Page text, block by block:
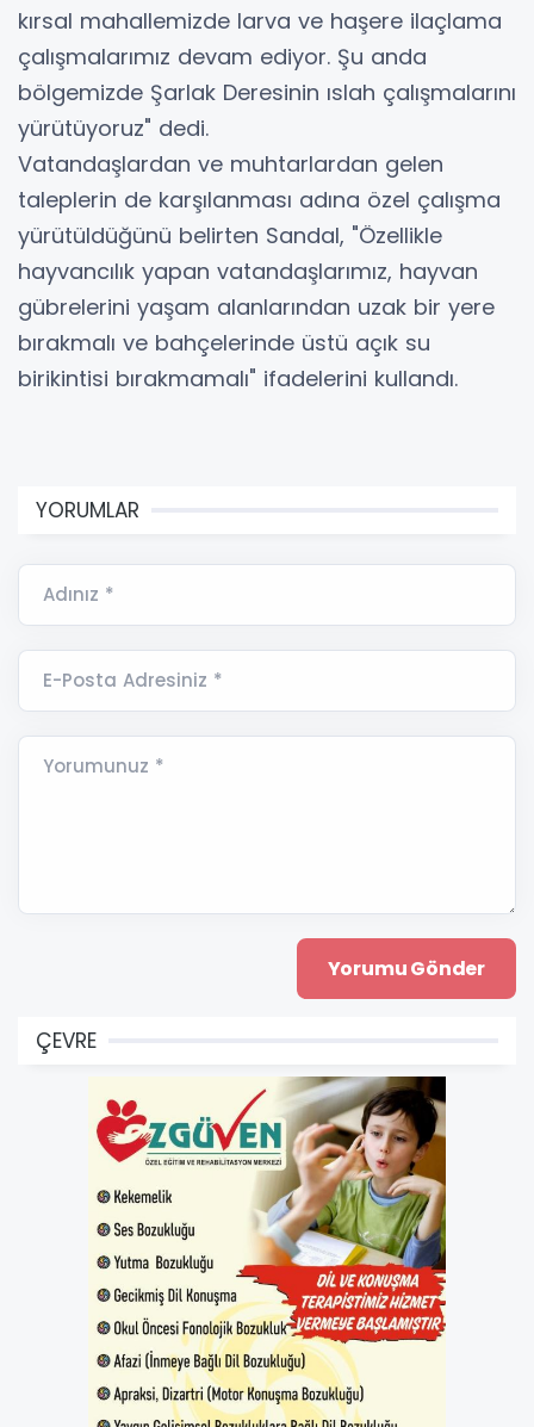
kırsal mahallemizde larva ve haşere ilaçlama
çalışmalarımız devam ediyor. Şu anda
bölgemizde Şarlak Deresinin ıslah çalışmalarını
yürütüyoruz" dedi.
Vatandaşlardan ve muhtarlardan gelen
taleplerin de karşılanması adına özel çalışma
yürütüldüğünü belirten Sandal, "Özellikle
hayvancılık yapan vatandaşlarımız, hayvan
gübrelerini yaşam alanlarından uzak bir yere
bırakmalı ve bahçelerinde üstü açık su
birikintisi bırakmamalı" ifadelerini kullandı.
YORUMLAR
Adınız *
E-Posta Adresiniz *
Yorumunuz *
ÇEVRE